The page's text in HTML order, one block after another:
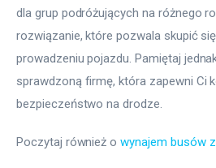
dla grup podróżujących na różnego
rozwiązanie, które pozwala skupić
prowadzeniu pojazdu. Pamiętaj
sprawdzoną firmę, która zapewni Ci
bezpieczeństwo na drodze.
Poczytaj również o wynajem busów